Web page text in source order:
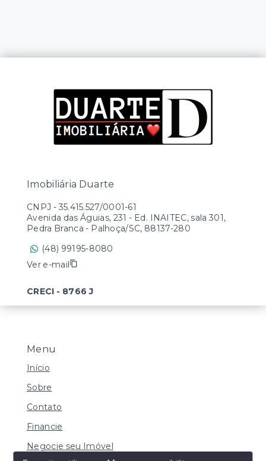
Menu
Início
Sobre
Contato
Financie
Negocie seu Imóvel
Imobiliária Duarte
CNPJ - 35.415.527/0001-61
Avenida das Águias, 231 - Ed. INAITEC, sala 301,
Pedra Branca - Palhoça/SC, 88137-280
(48) 99195-8080
Ver e-mail
CRECI - 8766 J